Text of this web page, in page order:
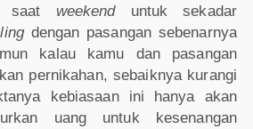
saat weekenduntuk sekadar
dengan pasangan sebenarnya
kalau kamu dan pasangan
pernikahan, sebaiknya kurangi
kebiasaan ini hanya akan
uang untuk kesenangan